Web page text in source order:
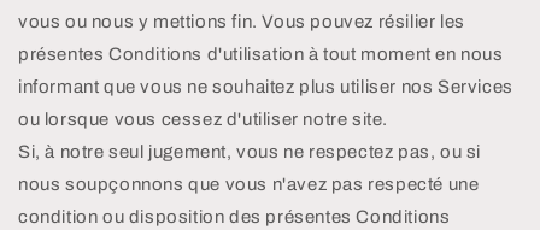
vous ou nous y mettions fin. Vous pouvez résilier les
présentes Conditions d'utilisation à tout moment en nous
informant que vous ne souhaitez plus utiliser nos Services
ou lorsque vous cessez d'utiliser notre site.
Si, à notre seul jugement, vous ne respectez pas, ou si
nous soupçonnons que vous n'avez pas respecté une
condition ou disposition des présentes Conditions